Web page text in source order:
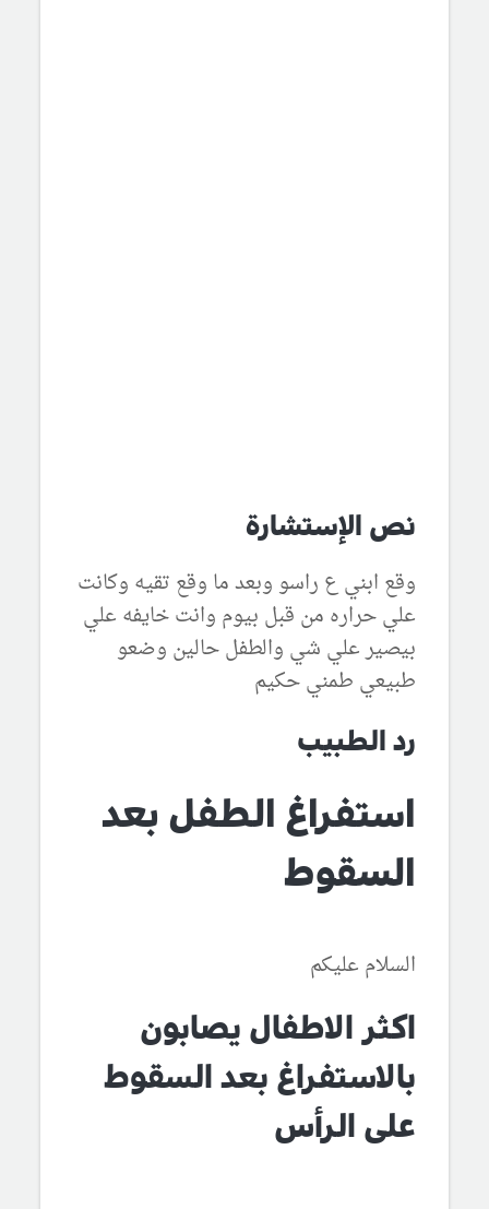
نص الإستشارة
وقع ابني ع راسو وبعد ما وقع تقيه وكانت
علي حراره من قبل بيوم وانت خايفه علي
بيصير علي شي والطفل حالين وضعو
طبيعي طمني حكيم
رد الطبيب
استفراغ الطفل بعد
السقوط
السلام عليكم
اكثر الاطفال يصابون
بالاستفراغ بعد السقوط
على الرأس